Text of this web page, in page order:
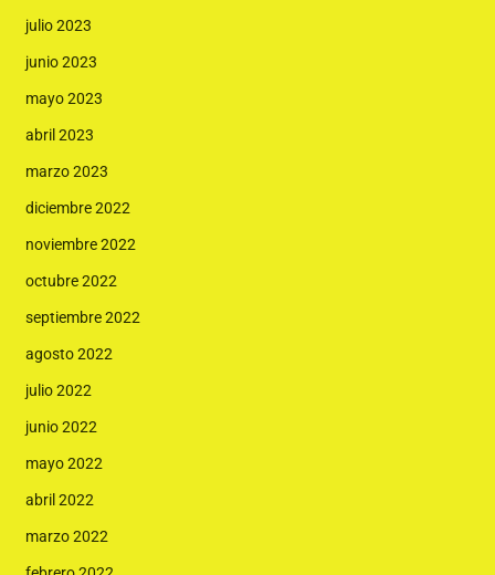
julio 2023
junio 2023
mayo 2023
abril 2023
marzo 2023
diciembre 2022
noviembre 2022
octubre 2022
septiembre 2022
agosto 2022
julio 2022
junio 2022
mayo 2022
abril 2022
marzo 2022